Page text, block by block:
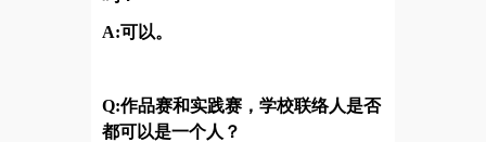
A:可以。
Q:作品赛和实践赛，学校联络人是否
都可以是一个人？